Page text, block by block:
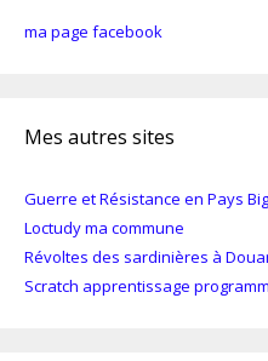
ma page facebook
Mes autres sites
Guerre et Résistance en Pays
Loctudy ma commune
Révoltes des sardinières à
Scratch apprentissage